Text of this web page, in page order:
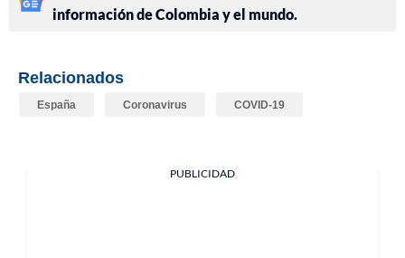
información de Colombia y el mundo.
Relacionados
España Coronavirus COVID-19
PUBLICIDAD